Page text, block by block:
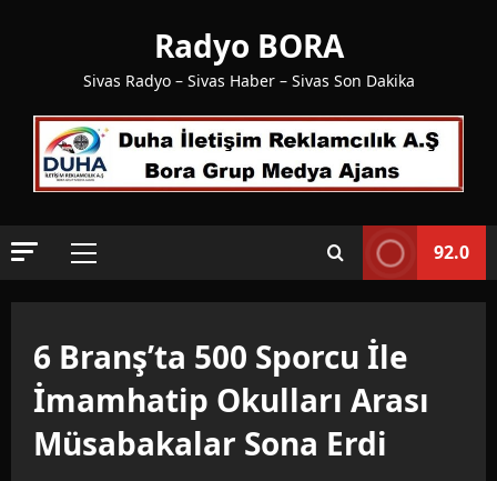
Radyo BORA
Sivas Radyo – Sivas Haber – Sivas Son Dakika
Primary
92.0
6 Branş’ta 500 Sporcu İle
İmamhatip Okulları Arası
Müsabakalar Sona Erdi